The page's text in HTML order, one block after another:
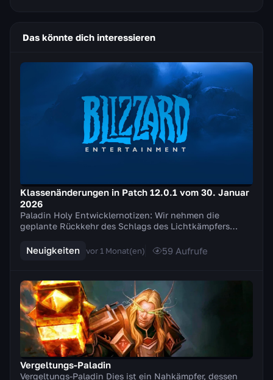
Das könnte dich interessieren
Klassenänderungen in Patch 12.0.1 vom 30. Januar
2026
Paladin Holy Entwicklernotizen: Wir nehmen die
geplante Rückkehr des Schlags des Lichtkämpfers
an de...
Neuigkeiten vor 1 Monat(en) 59 Aufrufe
Vergeltungs-Paladin
Vergeltungs-Paladin Dies ist ein Nahkämpfer, dessen